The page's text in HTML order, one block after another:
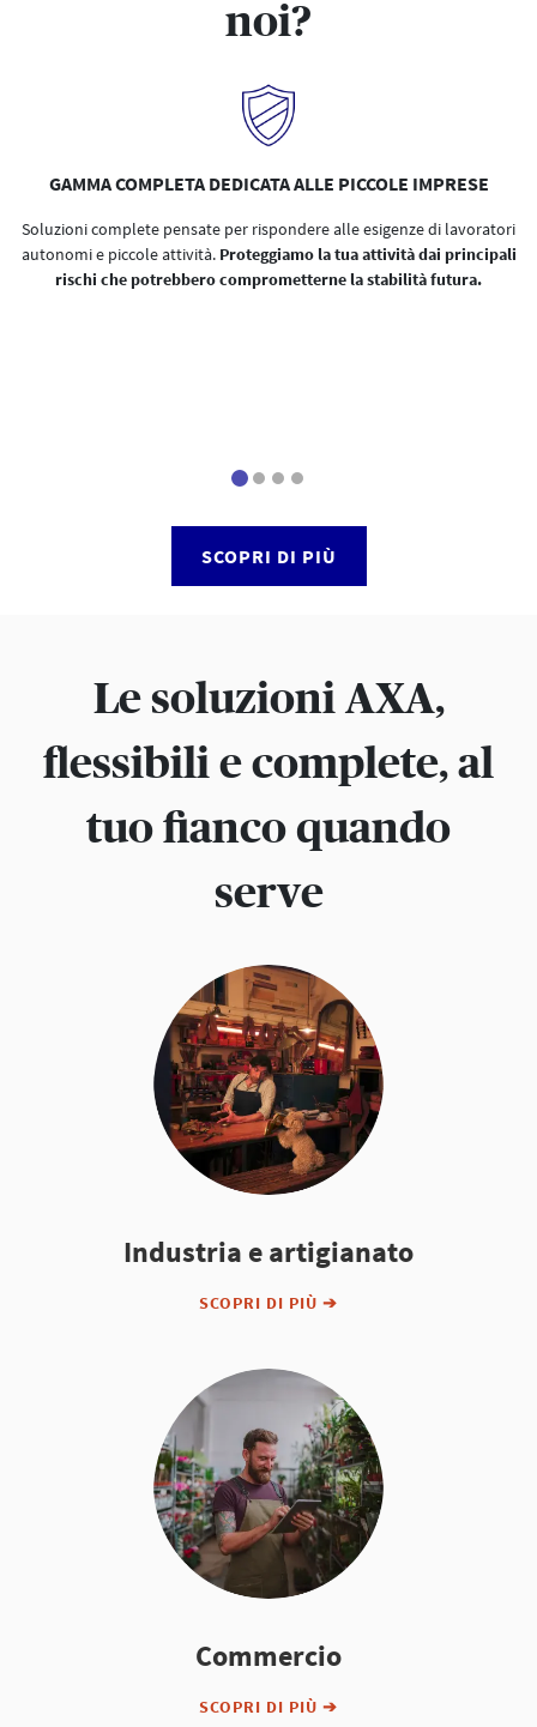
noi?
GAMMA COMPLETA DEDICATA ALLE PICCOLE IMPRESE
Soluzioni complete pensate per rispondere alle esigenze di lavoratori
autonomi e piccole attività. Proteggiamo la tua attività dai principali
rischi che potrebbero comprometterne la stabilità futura.
SCOPRI DI PIÙ
Le soluzioni AXA,
flessibili e complete, al
tuo fianco quando
serve
Industria e artigianato
SCOPRI DI PIÙ ➔
Commercio
SCOPRI DI PIÙ ➔